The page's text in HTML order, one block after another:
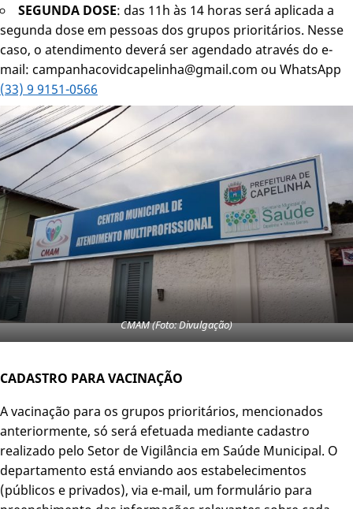
SEGUNDA DOSE: das 11h às 14 horas será aplicada a
segunda dose em pessoas dos grupos prioritários. Nesse
caso, o atendimento deverá ser agendado através do e-
mail: campanhacovidcapelinha@gmail.com ou WhatsApp
(33) 9 9151-0566
CMAM (Foto: Divulgação)
CADASTRO PARA VACINAÇÃO
A vacinação para os grupos prioritários, mencionados
anteriormente, só será efetuada mediante cadastro
realizado pelo Setor de Vigilância em Saúde Municipal. O
departamento está enviando aos estabelecimentos
(públicos e privados), via e-mail, um formulário para